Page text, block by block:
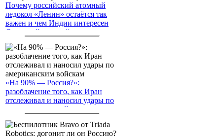
Почему российский атомный
ледокол «Ленин» остаётся так
важен и чем Индии интересен
Северный морской путь
«На 90% — Россия?»:
разоблачение того, как Иран
отслеживал и наносил удары по
американским войскам